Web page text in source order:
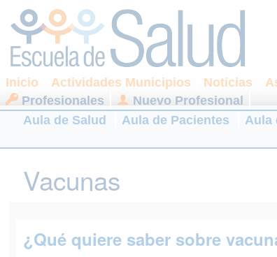
Inicio Actividades Municipios Noticias
Profesionales
Nuevo Profesional
Aula de Salud
Aula de Pacientes Aula
Vacunas
¿Qué quiere saber sobre